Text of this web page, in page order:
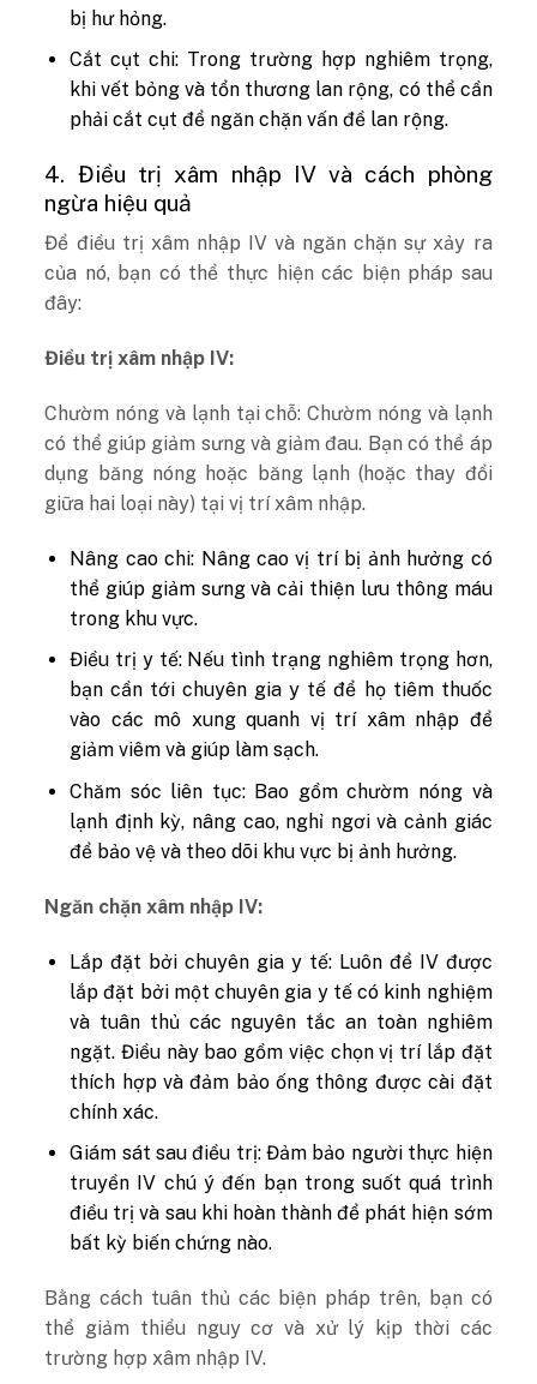
bị hư hỏng.
Cắt cụt chi: Trong trường hợp nghiêm trọng,
khi vết bỏng và tổn thương lan rộng, có thể cần
phải cắt cụt để ngăn chặn vấn đề lan rộng.
4. Điều trị xâm nhập IV và cách phòng
ngừa hiệu quả
Để điều trị xâm nhập IV và ngăn chặn sự xảy ra
của nó, bạn có thể thực hiện các biện pháp sau
đây:
Điều trị xâm nhập IV:
Chườm nóng và lạnh tại chỗ: Chườm nóng và lạnh
có thể giúp giảm sưng và giảm đau. Bạn có thể áp
dụng băng nóng hoặc băng lạnh (hoặc thay đổi
giữa hai loại này) tại vị trí xâm nhập.
Nâng cao chi: Nâng cao vị trí bị ảnh hưởng có
thể giúp giảm sưng và cải thiện lưu thông máu
trong khu vực.
Điều trị y tế: Nếu tình trạng nghiêm trọng hơn,
bạn cần tới chuyên gia y tế để họ tiêm thuốc
vào các mô xung quanh vị trí xâm nhập để
giảm viêm và giúp làm sạch.
Chăm sóc liên tục: Bao gồm chườm nóng và
lạnh định kỳ, nâng cao, nghỉ ngơi và cảnh giác
để bảo vệ và theo dõi khu vực bị ảnh hưởng.
Ngăn chặn xâm nhập IV:
Lắp đặt bởi chuyên gia y tế: Luôn để IV được
lắp đặt bởi một chuyên gia y tế có kinh nghiệm
và tuân thủ các nguyên tắc an toàn nghiêm
ngặt. Điều này bao gồm việc chọn vị trí lắp đặt
thích hợp và đảm bảo ống thông được cài đặt
chính xác.
Giám sát sau điều trị: Đảm bảo người thực hiện
truyền IV chú ý đến bạn trong suốt quá trình
điều trị và sau khi hoàn thành để phát hiện sớm
bất kỳ biến chứng nào.
Bằng cách tuân thủ các biện pháp trên, bạn có
thể giảm thiểu nguy cơ và xử lý kịp thời các
trường hợp xâm nhập IV.